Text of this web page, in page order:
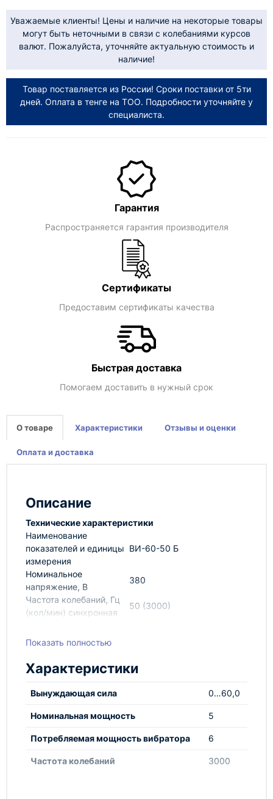
Уважаемые клиенты! Цены и наличие на некоторые товары
могут быть неточными в связи с колебаниями курсов
валют. Пожалуйста, уточняйте актуальную стоимость и
наличие!
Товар поставляется из России! Сроки поставки от 5ти
дней. Оплата в тенге на ТОО. Подробности уточняйте у
специалиста.
Гарантия
Распространяется гарантия производителя
Сертификаты
Предоставим сертификаты качества
Быстрая доставка
Помогаем доставить в нужный срок
О товаре Характеристики Отзывы и оценки
Оплата и доставка
Описание
Технические характеристики
Наименование
показателей и единицы
измерения
ВИ-60-50 Б
Номинальное
напряжение, В
380
Частота колебаний, Гц
(кол/мин) синхронная
50 (3000)
Номинальная
Потребляемая
мощность, кВт
6,00
Вынуждающая сила, кН
Тип вибрационного
Дебалансный
Трёхфазный асинхронный с
Показать полностью
Характеристики
Вынуждающая сила 0…60,0
Номинальная мощность 5
Потребляемая мощность вибратора 6
Частота колебаний 3000